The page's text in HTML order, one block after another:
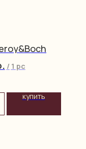
/ 1 pc
купить